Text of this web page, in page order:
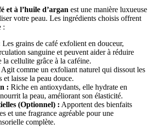
et à l’huile d’argan est une manière luxueuse
votre peau. Les ingrédients choisis offrent
:
Les grains de café exfolient en douceur,
sanguine et peuvent aider à réduire
la cellulite grâce à la caféine.
Agit comme un exfoliant naturel qui dissout les
et laisse la peau douce.
: Riche en antioxydants, elle hydrate en
la peau, améliorant son élasticité.
(Optionnel) : Apportent des bienfaits
et une fragrance agréable pour une
complète.